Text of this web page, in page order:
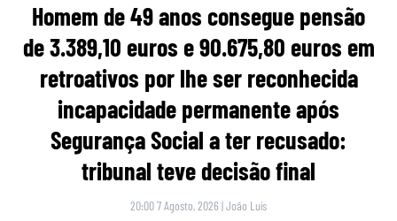
Homem de 49 anos consegue pensão
de 3.389,10 euros e 90.675,80 euros em
retroativos por lhe ser reconhecida
incapacidade permanente após
Segurança Social a ter recusado:
tribunal teve decisão final
20:00 7 Agosto, 2026 |João Luís